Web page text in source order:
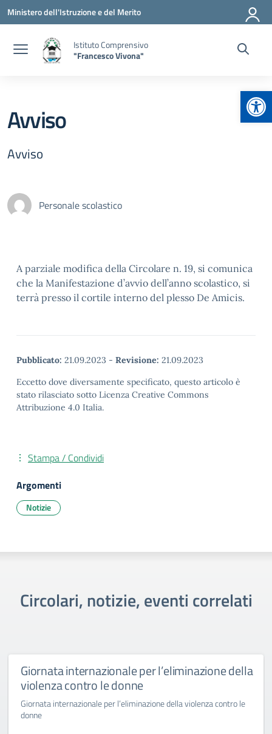
Vai ai contenuti
Vai al menu di navigazione
Vai al footer
Ministero dell'Istruzione e del Merito
Istituto Comprensivo
"Francesco Vivona"
Avviso
Avviso
Personale scolastico
A parziale modifica della Circolare n. 19, si comunica
che la Manifestazione d’avvio dell’anno scolastico, si
terrà presso il cortile interno del plesso De Amicis.
Pubblicato: 21.09.2023 - Revisione: 21.09.2023
Eccetto dove diversamente specificato, questo articolo è
stato rilasciato sotto Licenza Creative Commons
Attribuzione 4.0 Italia.
Stampa / Condividi
Argomenti
Notizie
Circolari, notizie, eventi correlati
Giornata internazionale per l’eliminazione della
violenza contro le donne
Giornata internazionale per l’eliminazione della violenza contro le
donne